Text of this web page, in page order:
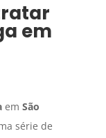
em
em São
série de